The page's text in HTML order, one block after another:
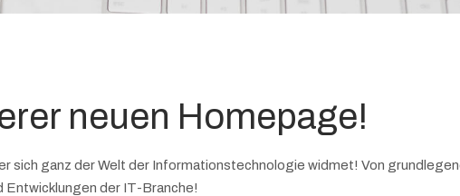
neuen Homepage!
sich ganz der Welt der Informationstechnologie widmet! Von
Entwicklungen der IT-Branche!